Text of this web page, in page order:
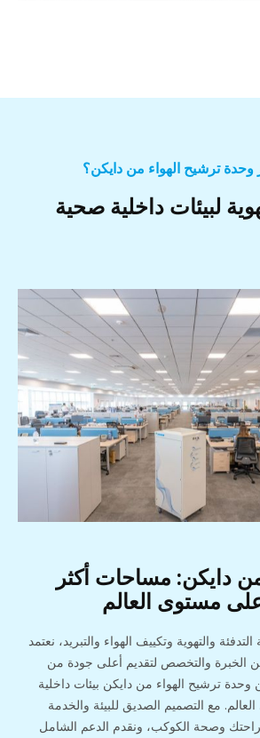
وحدة ترشيح الهواء من دايكن؟
لبيئات داخلية صحية
دايكن: مساحات أكثر
مستوى العالم
والتهوية وتكييف الهواء والتبريد، نعتمد
من 90 عامًا من الخبرة والتخصص لتقديم أعلى جودة من
ترشيح الهواء من دايكن بيئات داخلية
مع التصميم الصديق للبيئة والخدمة
وصحة الكوكب، ونقدم الدعم الشامل